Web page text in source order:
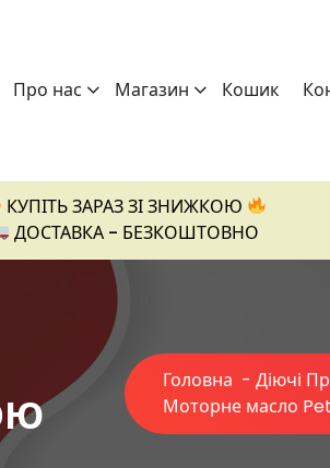
Про нас Магазин Кошик
КУПІТЬ ЗАРАЗ ЗІ ЗНИЖКОЮ
ДОСТАВКА - БЕЗКОШТОВНО
Головна - Діючі
Моторне масло